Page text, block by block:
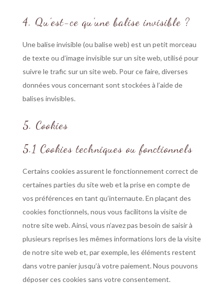
4. Qu’est-ce qu’une balise invisible ?
Une balise invisible (ou balise web) est un petit morceau
de texte ou d’image invisible sur un site web, utilisé pour
suivre le trafic sur un site web. Pour ce faire, diverses
données vous concernant sont stockées à l’aide de
balises invisibles.
5. Cookies
5.1 Cookies techniques ou fonctionnels
Certains cookies assurent le fonctionnement correct de
certaines parties du site web et la prise en compte de
vos préférences en tant qu’internaute. En plaçant des
cookies fonctionnels, nous vous facilitons la visite de
notre site web. Ainsi, vous n’avez pas besoin de saisir à
plusieurs reprises les mêmes informations lors de la visite
de notre site web et, par exemple, les éléments restent
dans votre panier jusqu’à votre paiement. Nous pouvons
déposer ces cookies sans votre consentement.